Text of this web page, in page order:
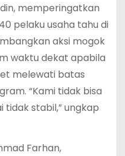
memperingatkan
pelaku usaha tahu di
aksi mogok
waktu dekat apabila
melewati batas
“Kami tidak bisa
tidak stabil,” ungkap
Farhan,